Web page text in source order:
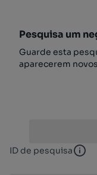
Pesquisa um
Guarde esta
aparecerem
ID de pesquisa ID